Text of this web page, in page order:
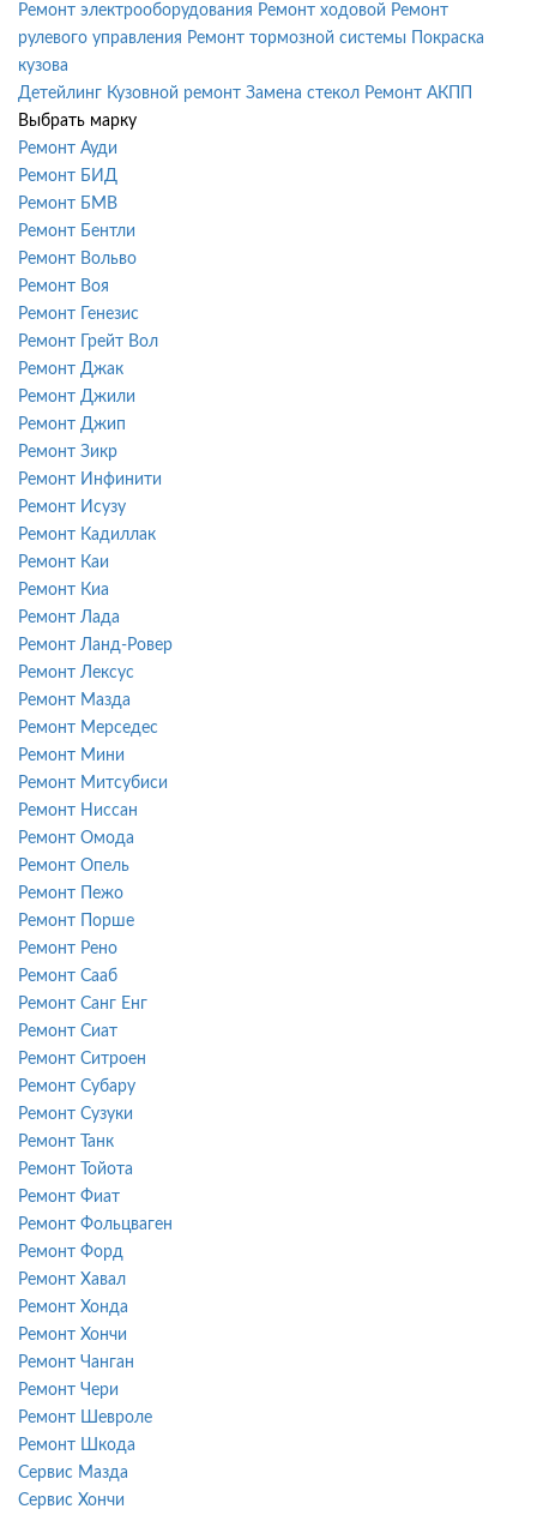
Ремонт электрооборудования Ремонт ходовой Ремонт
рулевого управления Ремонт тормозной системы
Покраска
кузова
Детейлинг Кузовной ремонт Замена стекол Ремонт АКПП
Выбрать марку
Ремонт Ауди
Ремонт БИД
Ремонт БМВ
Ремонт Бентли
Ремонт Вольво
Ремонт Воя
Ремонт Генезис
Ремонт Грейт Вол
Ремонт Джак
Ремонт Джили
Ремонт Джип
Ремонт Зикр
Ремонт Инфинити
Ремонт Исузу
Ремонт Кадиллак
Ремонт Каи
Ремонт Киа
Ремонт Лада
Ремонт Ланд-Ровер
Ремонт Лексус
Ремонт Мазда
Ремонт Мерседес
Ремонт Мини
Ремонт Митсубиси
Ремонт Ниссан
Ремонт Омода
Ремонт Опель
Ремонт Пежо
Ремонт Порше
Ремонт Рено
Ремонт Сааб
Ремонт Санг Енг
Ремонт Сиат
Ремонт Ситроен
Ремонт Субару
Ремонт Сузуки
Ремонт Танк
Ремонт Тойота
Ремонт Фиат
Ремонт Фольцваген
Ремонт Форд
Ремонт Хавал
Ремонт Хонда
Ремонт Хончи
Ремонт Чанган
Ремонт Чери
Ремонт Шевроле
Ремонт Шкода
Сервис Мазда
Сервис Хончи